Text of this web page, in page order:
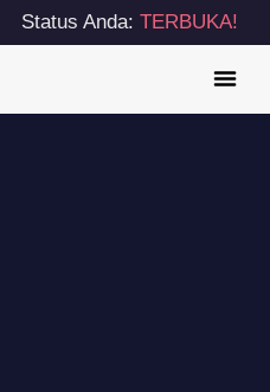
Status Anda:TERBUKA!